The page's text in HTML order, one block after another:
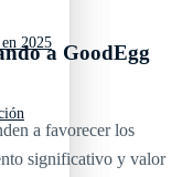
2025a GoodEgg
a favorecer los
significativo y valor